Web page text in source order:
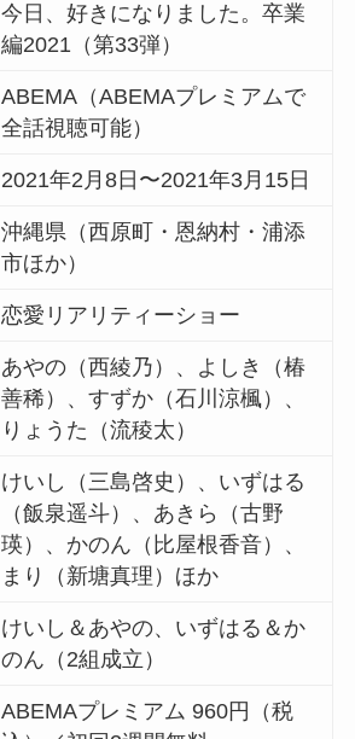
今日、好きになりました。卒業
編2021（第33弾）
ABEMA（ABEMAプレミアムで
全話視聴可能）
2021年2月8日〜2021年3月15日
沖縄県（西原町・恩納村・浦添
市ほか）
恋愛リアリティーショー
あやの（西綾乃）、よしき（椿
善稀）、すずか（石川涼楓）、
りょうた（流稜太）
けいし（三島啓史）、いずはる
（飯泉遥斗）、あきら（古野
瑛）、かのん（比屋根香音）、
まり（新塘真理）ほか
けいし＆あやの、いずはる＆か
のん（2組成立）
ABEMAプレミアム 960円（税